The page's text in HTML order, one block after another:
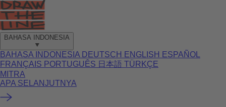
BAHASA INDONESIA
BAHASA INDONESIA DEUTSCH ENGLISH ESPAÑOL
FRANÇAIS PORTUGUÊS 日本語 TÜRKÇE
MITRA
APA SELANJUTNYA